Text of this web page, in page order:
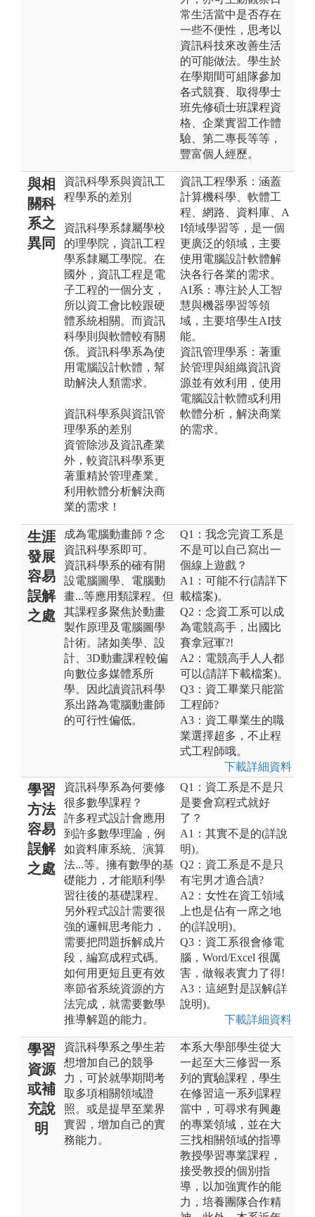
常生活當中是否存在
一些不便性，思考以
資訊科技來改善生活
的可能做法。學生於
在學期間可組隊參加
各式競賽、取得學士
班先修碩士班課程資
格、企業實習工作體
驗、第二專長等等，
豐富個人經歷。
與相
關科
系之
異同
資訊科學系與資訊工
程學系的差別
資訊科學系隸屬學校
的理學院，資訊工程
學系隸屬工學院。在
國外，資訊工程是電
子工程的一個分支，
所以資工會比較跟硬
體系統相關。而資訊
科學則與軟體較有關
係。資訊科學系為使
用電腦設計軟體，幫
助解決人類需求。
資訊科學系與資訊管
理學系的差別
資管除涉及資訊產業
外，較資訊科學系更
著重精於管理產業。
利用軟體分析解決商
業的需求！
資訊工程學系：涵蓋
計算機科學、軟體工
程、網路、資料庫、A
I領域學習等，是一個
更廣泛的領域，主要
使用電腦設計軟體解
決各行各業的需求。
AI系：專注於人工智
慧與機器學習等領
域，主要培學生AI技
能。
資訊管理學系：著重
於管理與組織資訊資
源並有效利用，使用
電腦設計軟體或利用
軟體分析，解決商業
的需求。
生涯
發展
容易
誤解
之處
成為電腦動畫師？念
資訊科學系即可。
資訊科學系的確有開
設電腦圖學、電腦動
畫...等應用類課程。但
其課程多聚焦於動畫
製作原理及電腦圖學
計術。諸如美學、設
計、3D動畫課程較偏
向數位多媒體系所
學。因此讀資訊科學
系出路為電腦動畫師
的可行性偏低。
Q1：我念完資工系是
不是可以自己寫出一
個線上遊戲？
A1：可能不行(請詳下
載檔案)。
Q2：念資工系可以成
為電競高手，出國比
賽拿冠軍?!
A2：電競高手人人都
可以(請詳下載檔案)。
Q3：資工畢業只能當
工程師?
A3：資工畢業生的職
業選擇超多，不止程
式工程師哦。
下載詳細資料
學習
方法
容易
誤解
之處
資訊科學系為何要修
很多數學課程？
許多程式設計會應用
到許多數學理論，例
如資料庫系統、演算
法...等。擁有數學的基
礎能力，才能順利學
習往後的基礎課程。
另外程式設計需要很
強的邏輯思考能力，
需要把問題拆解成片
段，編寫成程式碼。
如何用更短且更有效
率節省系統資源的方
法完成，就需要數學
推導解題的能力。
Q1：資工系是不是只
是要會寫程式就好
了？
A1：其實不是的(詳說
明)。
Q2：資工系是不是只
有宅男才適合讀?
A2：女性在資工領域
上也是佔有一席之地
的(詳說明)。
Q3：資工系很會修電
腦，Word/Excel 很厲
害，做報表實力了得!
A3：這絕對是誤解(詳
說明)。
下載詳細資料
學習
資源
或補
充說
明
資訊科學系之學生若
想增加自己的競爭
力，可於就學期間考
取多項相關領域證
照。或是提早至業界
實習，增加自己的實
務能力。
本系大學部學生從大
一起至大三修習一系
列的實驗課程，學生
在修習這一系列課程
當中，可尋求有興趣
的專業領域，並在大
三找相關領域的指導
教授學習專業課程，
接受教授的個別指
導，以加強實作的能
力，培養團隊合作精